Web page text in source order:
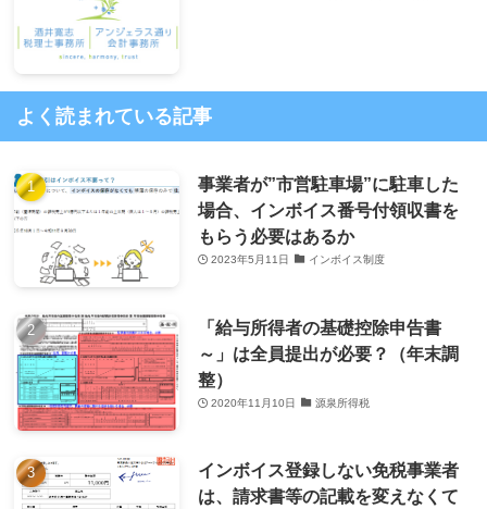
よく読まれている記事
事業者が”市営駐車場”に駐車した
場合、インボイス番号付領収書を
もらう必要はあるか
2023年5月11日 インボイス制度
「給与所得者の基礎控除申告書
～」は全員提出が必要？（年末調
整）
2020年11月10日 源泉所得税
インボイス登録しない免税事業者
は、請求書等の記載を変えなくて